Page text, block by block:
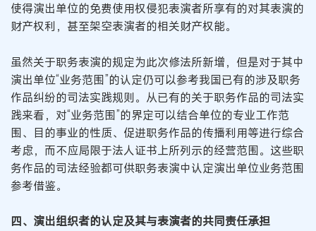
使得演出单位的免费使用权侵犯表演者所享有的对其表演的
财产权利，甚至架空表演者的相关财产权能。
虽然关于职务表演的规定为此次修法所新增，但是对于其中
演出单位“业务范围”的认定仍可以参考我国已有的涉及职务
作品纠纷的司法实践规则。从已有的关于职务作品的司法实
践来看，对“业务范围”的界定可以结合单位的专业工作范
围、目的事业的性质、促进职务作品的传播利用等进行综合
考虑，而不应局限于法人证书上所列示的经营范围。这些职
务作品的司法经验都可供职务表演中认定演出单位业务范围
参考借鉴。
四、演出组织者的认定及其与表演者的共同责任承担